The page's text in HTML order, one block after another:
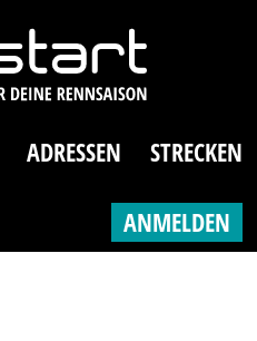
ADRESSEN STRECKEN
ANMELDEN